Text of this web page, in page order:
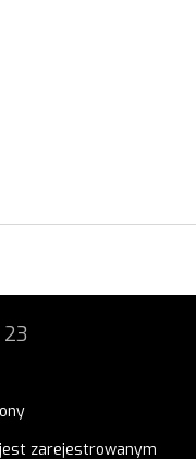
zarejestrowanym